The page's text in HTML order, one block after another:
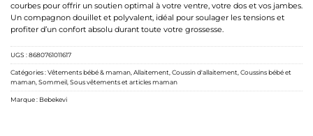
courbes pour offrir un soutien optimal à votre ventre, votre dos et vos jambes.
Un compagnon douillet et polyvalent, idéal pour soulager les tensions et
profiter d’un confort absolu durant toute votre grossesse.
UGS :8680761011617
Catégories :Vêtements bébé & maman Allaitement Coussin d'allaitement Coussins bébé et
maman Sommeil Sous vêtements et articles maman
Marque : Bebekevi